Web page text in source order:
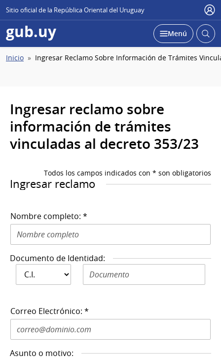
Sitio oficial de la República Oriental del Uruguay
gub.uy Desplegar
Menú Abrir
Ruta
Inicio Ingresar Reclamo Sobre Información de Trámites
Ingresar reclamo sobre
información de trámites
vinculadas al decreto 353/23
Todos los campos indicados con * son obligatorios
Ingresar reclamo
Nombre completo: *
Documento de Identidad:
Documento de
Identidad: *
Documento de Identidad N: *
Correo Electrónico: *
Asunto o motivo: